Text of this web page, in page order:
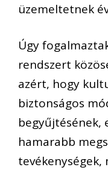
üzemeltetnek
Úgy
rendszert
azért, hogy
biztonságos
begyűjtésének,
hamarabb
tevékenységek,